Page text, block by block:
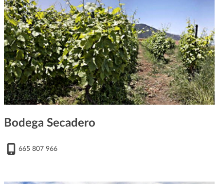
Bodega Secadero
665 807 966